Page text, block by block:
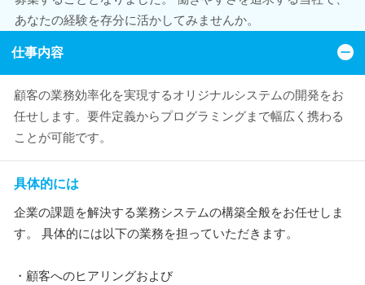
あなたの経験を存分に活かしてみませんか。
仕事内容
顧客の業務効率化を実現するオリジナルシステムの開発をお
任せします。要件定義からプログラミングまで幅広く携わる
ことが可能です。
具体的には
企業の課題を解決する業務システムの構築全般をお任せしま
す。 具体的には以下の業務を担っていただきます。
・顧客へのヒアリングおよび